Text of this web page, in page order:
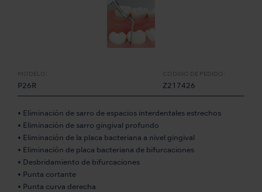
MODELO:
P26R
CÓDIGO DE PEDIDO:
Z217426
• Eliminación de sarro de espacios interdentales estrechos
• Eliminación de sarro gingival profundo
• Eliminación de la placa bacteriana a nivel gingival
• Eliminación de placa bacteriana de bifurcaciones
• Desbridamiento de bifurcaciones
• Punta cortante
• Punta curva derecha